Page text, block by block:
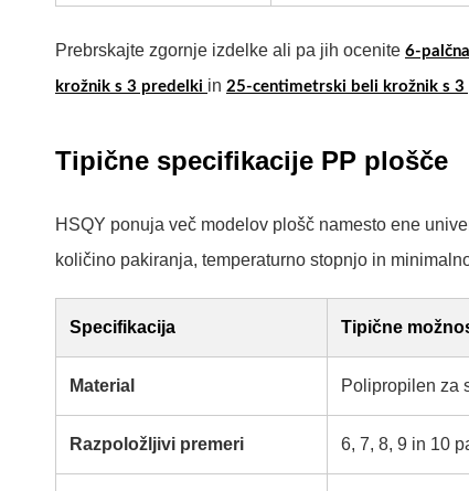
Prebrskajte zgornje izdelke ali pa jih ocenite 6-
krožnik s 3 predelki in 25-centimetrski beli krožnik s 3
Tipične specifikacije PP plošče
HSQY ponuja več modelov plošč namesto ene
količino pakiranja, temperaturno stopnjo in
Specifikacija Tipične
Material Polipropilen za
Razpoložljivi premeri 6, 7, 8, 9 in 10